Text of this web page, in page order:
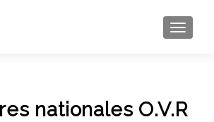
nationales O.V.R